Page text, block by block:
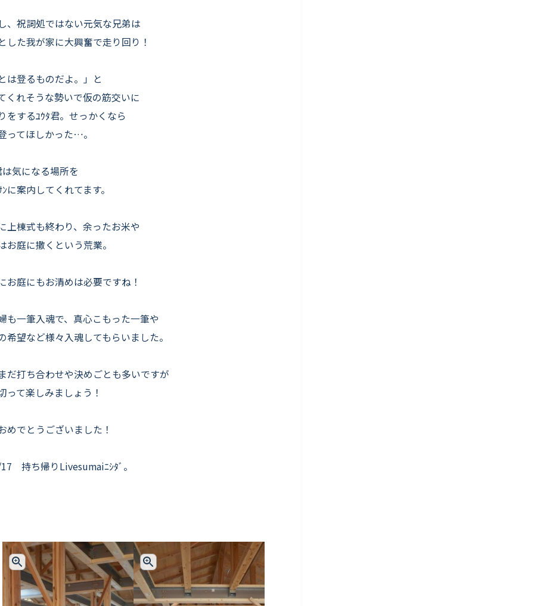
、祝詞処ではない元気な兄弟は
した我が家に大興奮で走り回り！
は登るものだよ。」と
くれそうな勢いで仮の筋交いに
をするﾕｳﾀ君。せっかくなら
ってほしかった…。
は気になる場所を
ﾝに案内してくれてます。
上棟式も終わり、余ったお米や
お庭に撒くという荒業。
お庭にもお清めは必要ですね！
も一筆入魂で、真心こもった一筆や
希望など様々入魂してもらいました。
だ打ち合わせや決めごとも多いですが
って楽しみましょう！
めでとうございました！
持ち帰りLivesumaiﾆｼﾀﾞ。